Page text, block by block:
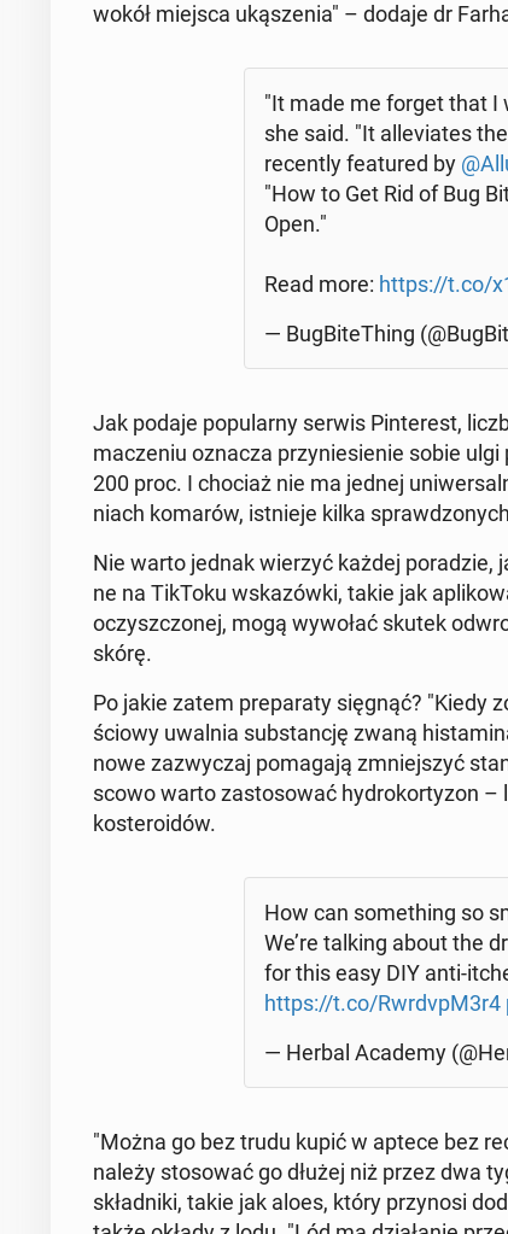
wokół miejsca uką­sze­nia" – dodaje dr
"It made me forget that I
she said. "It al­le­via­tes
re­cen­tly fe­atu­red by
"How to Get Rid of Bug
Open."
Read more: https://t.co/
— Bug­Bi­te­Thing
Jak podaje po­pu­lar­ny serwis Pin­te­rest,
ma­cze­niu oznacza przy­nie­sie­nie sobie
200 proc. I chociaż nie ma jednej
niach komarów, ist­nie­je kilka
Nie warto jednak wierzyć każdej po­ra­dzie,
ne na TikToku wska­zów­ki, takie jak
oczysz­czo­nej, mogą wywołać skutek
skórę.
Po jakie zatem pre­pa­ra­ty sięgnąć? "Kiedy
ścio­wy uwalnia sub­stan­cję zwaną
no­we za­zwy­czaj po­ma­ga­ją zmniej­szyć
sco­wo warto za­sto­so­wać hy­dro­kor­ty­zon
ko­ste­ro­idów.
How can so­me­thing so
We’re talking about the
for this easy DIY anti-itche
https://t.co/RwrdvpM3r4
— Herbal Academy
"Można go bez trudu kupić w aptece bez
należy sto­so­wać go dłużej niż przez dwa
skład­ni­ki, takie jak aloes, który przy­no­si